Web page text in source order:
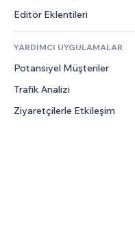
Hesap Makineleri
Arama
Hava Durumu
Grafik ve Tablolar
Topluluk
Değerlendirmeler ve Müşteri
Editör Eklentileri
YARDIMCI UYGULAMALAR
Potansiyel Müşteriler
Trafik Analizi
Ziyaretçilerle Etkileşim